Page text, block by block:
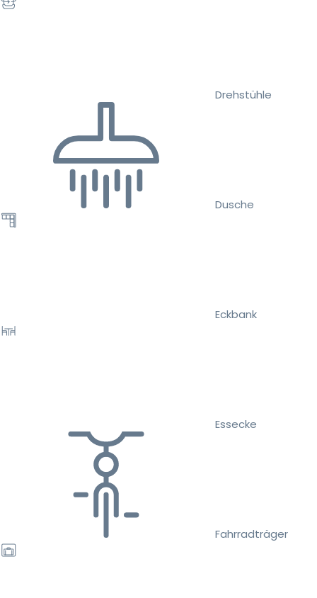
Drehstühle
Dusche
Eckbank
Essecke
Fahrradträger